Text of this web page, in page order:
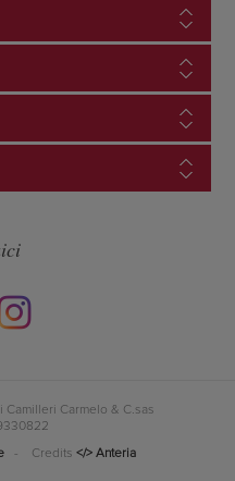
Carmelo & C.sas
- Credits </> Anteria